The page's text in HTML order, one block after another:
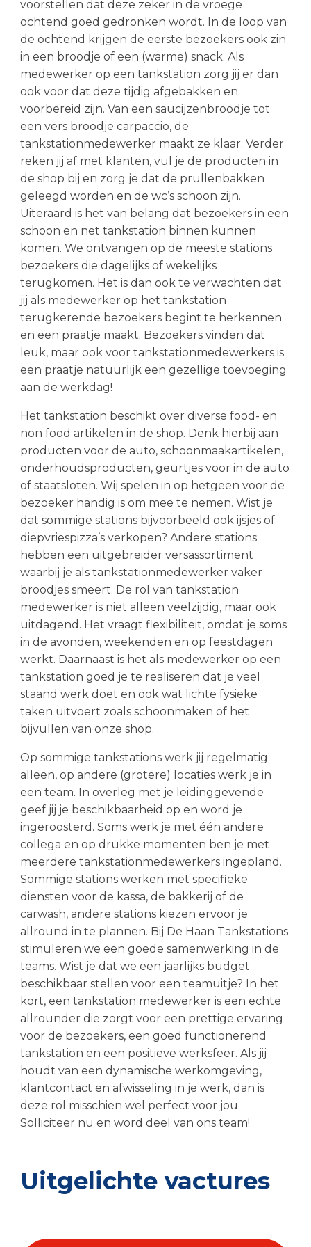
voorstellen dat deze zeker in de vroege
ochtend goed gedronken wordt. In de loop van
de ochtend krijgen de eerste bezoekers ook zin
in een broodje of een (warme) snack. Als
medewerker op een tankstation zorg jij er dan
ook voor dat deze tijdig afgebakken en
voorbereid zijn. Van een saucijzenbroodje tot
een vers broodje carpaccio, de
tankstationmedewerker maakt ze klaar. Verder
reken jij af met klanten, vul je de producten in
de shop bij en zorg je dat de prullenbakken
geleegd worden en de wc’s schoon zijn.
Uiteraard is het van belang dat bezoekers in een
schoon en net tankstation binnen kunnen
komen. We ontvangen op de meeste stations
bezoekers die dagelijks of wekelijks
terugkomen. Het is dan ook te verwachten dat
jij als medewerker op het tankstation
terugkerende bezoekers begint te herkennen
en een praatje maakt. Bezoekers vinden dat
leuk, maar ook voor tankstationmedewerkers is
een praatje natuurlijk een gezellige toevoeging
aan de werkdag!
Het tankstation beschikt over diverse food- en
non food artikelen in de shop. Denk hierbij aan
producten voor de auto, schoonmaakartikelen,
onderhoudsproducten, geurtjes voor in de auto
of staatsloten. Wij spelen in op hetgeen voor de
bezoeker handig is om mee te nemen. Wist je
dat sommige stations bijvoorbeeld ook ijsjes of
diepvriespizza’s verkopen? Andere stations
hebben een uitgebreider versassortiment
waarbij je als tankstationmedewerker vaker
broodjes smeert. De rol van tankstation
medewerker is niet alleen veelzijdig, maar ook
uitdagend. Het vraagt flexibiliteit, omdat je soms
in de avonden, weekenden en op feestdagen
werkt. Daarnaast is het als medewerker op een
tankstation goed je te realiseren dat je veel
staand werk doet en ook wat lichte fysieke
taken uitvoert zoals schoonmaken of het
bijvullen van onze shop.
Op sommige tankstations werk jij regelmatig
alleen, op andere (grotere) locaties werk je in
een team. In overleg met je leidinggevende
geef jij je beschikbaarheid op en word je
ingeroosterd. Soms werk je met één andere
collega en op drukke momenten ben je met
meerdere tankstationmedewerkers ingepland.
Sommige stations werken met specifieke
diensten voor de kassa, de bakkerij of de
carwash, andere stations kiezen ervoor je
allround in te plannen. Bij De Haan Tankstations
stimuleren we een goede samenwerking in de
teams. Wist je dat we een jaarlijks budget
beschikbaar stellen voor een teamuitje? In het
kort, een tankstation medewerker is een echte
allrounder die zorgt voor een prettige ervaring
voor de bezoekers, een goed functionerend
tankstation en een positieve werksfeer. Als jij
houdt van een dynamische werkomgeving,
klantcontact en afwisseling in je werk, dan is
deze rol misschien wel perfect voor jou.
Solliciteer nu en word deel van ons team!
Uitgelichte vactures